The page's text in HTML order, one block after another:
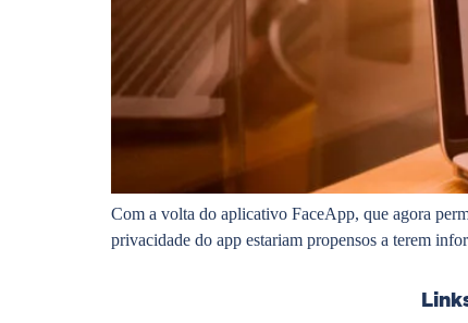
Com a volta do aplicativo FaceApp, que agora
privacidade do app estariam propensos a terem